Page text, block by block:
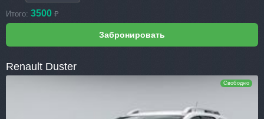
Итого: 3500 ₽
Renault Duster
Свободно